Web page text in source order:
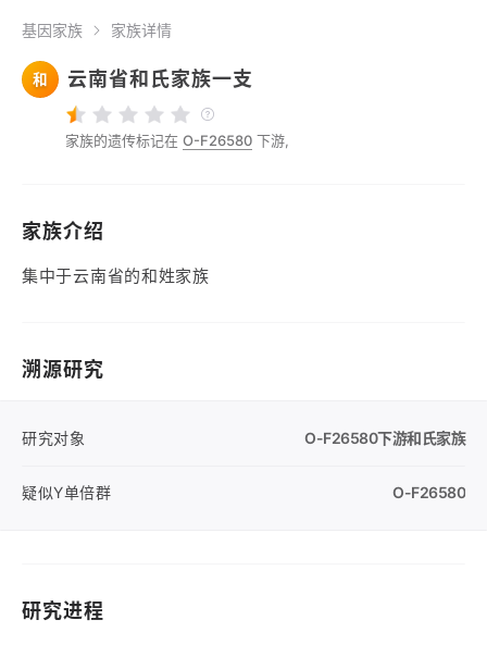
基因家族 家族详情
和 云南省和氏家族一支
家族的遗传标记在 O-F26580 下游,
家族介绍
集中于云南省的和姓家族
溯源研究
研究对象 O-F26580下游和氏家族
疑似Y单倍群 O-F26580
研究进程